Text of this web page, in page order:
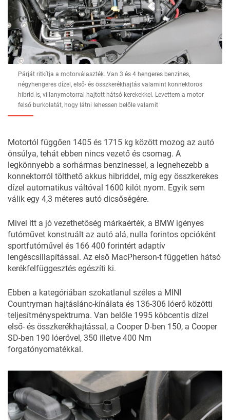
Párját ritkítja a motorválaszték. Van 3 és 4 hengeres benzines,
négyhengeres dízel, első- és összkerékhajtás valamint konnektoros
hibrid is, villanymotorral hajtott hátsó kerekekkel. Levettem a motor
felső burkolatát, hogy látni lehessen belőle valamit
Motortól függően 1405 és 1715 kg között mozog az autó
önsúlya, tehát ebben nincs vezető és csomag. A
legkönnyebb a sorhármas benzinessel, a legnehezebb a
konnektorról tölthető akkus hibriddel, míg egy összkerekes
dízel automatikus váltóval 1600 kilót nyom. Egyik sem
válik egy 4,3 méteres autó dicsőségére.
Mivel itt a jó vezethetőség márkaérték, a BMW igényes
futóművet konstruált az autó alá, nulla forintos opcióként
sportfutóművel és 166 400 forintért adaptív
lengéscsillapítással. Az első MacPherson-t független hátsó
kerékfelfüggesztés egészíti ki.
Ebben a kategóriában szokatlanul széles a MINI
Countryman hajtáslánc-kínálata és 136-306 lóerő közötti
teljesítményspektruma. Van belőle 1995 köbcentis dízel
első- és összkerékhajtással, a Cooper D-ben 150, a Cooper
SD-ben 190 lóerővel, 350 illetve 400 Nm
forgatónyomatékkal.